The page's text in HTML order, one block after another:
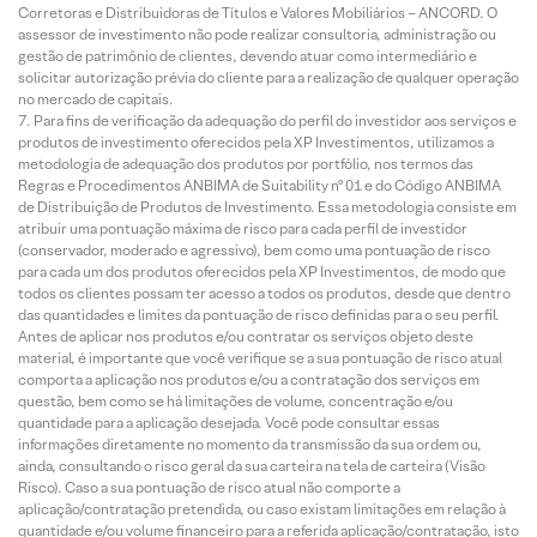
Corretoras e Distribuidoras de Títulos e Valores Mobiliários – ANCORD. O
assessor de investimento não pode realizar consultoria, administração ou
gestão de patrimônio de clientes, devendo atuar como intermediário e
solicitar autorização prévia do cliente para a realização de qualquer operação
no mercado de capitais.
Para fins de verificação da adequação do perfil do investidor aos serviços e
produtos de investimento oferecidos pela XP Investimentos, utilizamos a
metodologia de adequação dos produtos por portfólio, nos termos das
Regras e Procedimentos ANBIMA de Suitability nº 01 e do Código ANBIMA
de Distribuição de Produtos de Investimento. Essa metodologia consiste em
atribuir uma pontuação máxima de risco para cada perfil de investidor
(conservador, moderado e agressivo), bem como uma pontuação de risco
para cada um dos produtos oferecidos pela XP Investimentos, de modo que
todos os clientes possam ter acesso a todos os produtos, desde que dentro
das quantidades e limites da pontuação de risco definidas para o seu perfil.
Antes de aplicar nos produtos e/ou contratar os serviços objeto deste
material, é importante que você verifique se a sua pontuação de risco atual
comporta a aplicação nos produtos e/ou a contratação dos serviços em
questão, bem como se há limitações de volume, concentração e/ou
quantidade para a aplicação desejada. Você pode consultar essas
informações diretamente no momento da transmissão da sua ordem ou,
ainda, consultando o risco geral da sua carteira na tela de carteira (Visão
Risco). Caso a sua pontuação de risco atual não comporte a
aplicação/contratação pretendida, ou caso existam limitações em relação à
quantidade e/ou volume financeiro para a referida aplicação/contratação, isto